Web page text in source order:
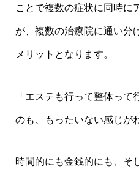
ことで複数の症状に同時に
が、複数の治療院に通い分
メリットとなります。
「エステも行って整体っ
のも、もったいない感じが
時間的にも金銭的にも、そ